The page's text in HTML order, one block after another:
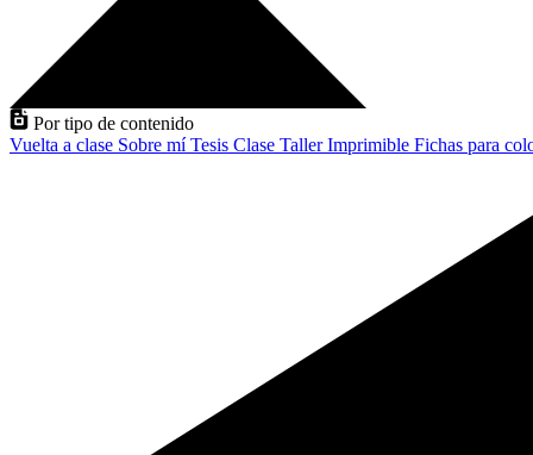
Por tipo de contenido
Vuelta a clase Sobre míTesis Clase TallerImprimible Fichas para